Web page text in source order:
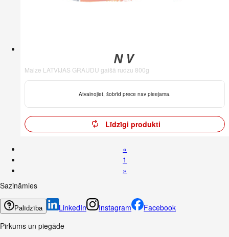
Maize LATVIJAS GRAUDU gaišā rudzu 800g
Atvainojiet, šobrīd prece nav pieejama.
Līdzīgi produkti
«
1
»
Sazināmies
Palīdzība LinkedIn Instagram
Facebook
Pirkums un piegāde